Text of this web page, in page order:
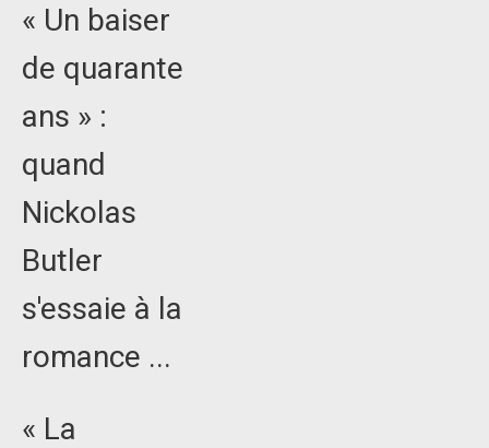
« Un baiser
de quarante
ans » :
quand
Nickolas
Butler
s'essaie à la
romance ...
« La